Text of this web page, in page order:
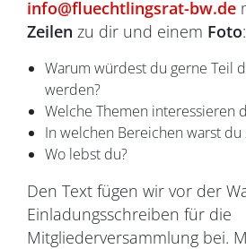
info@fluechtlingsrat-bw.de
Zeilen zu dir und einem Foto:
Warum würdest du gerne Teil
werden?
Welche Themen interessieren
In welchen Bereichen warst du
Wo lebst du?
Den Text fügen wir vor der
Einladungsschreiben für die
Mitgliederversammlung bei.